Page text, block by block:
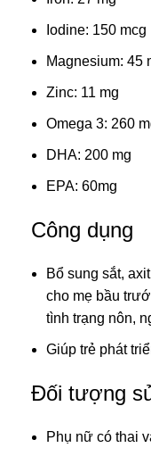
Iodine: 150 mcg
Magnesium: 45
Zinc: 11 mg
Omega 3: 260
DHA: 200 mg
EPA: 60mg
Công dụng
Bổ sung sắt,
cho mẹ bầu
tình trạng nôn,
Giúp trẻ phát
Đối tượng
Phụ nữ có thai